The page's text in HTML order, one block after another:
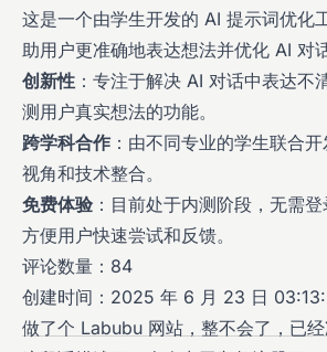
这是一个由学生开发的 AI 提示词优化
助用户更准确地表达想法并优化 AI 对
创新性 ：专注于解决 AI 对话中表达不
测用户真实想法的功能。
跨学科合作 ：由不同专业的学生联合
视角和技术整合。
免费体验 ：目前处于内测阶段，无需
方便用户快速尝试和反馈。
评论数量：84
创建时间：2025 年 6 月 23 日
做了个 Labubu 网站，整不会了，已经